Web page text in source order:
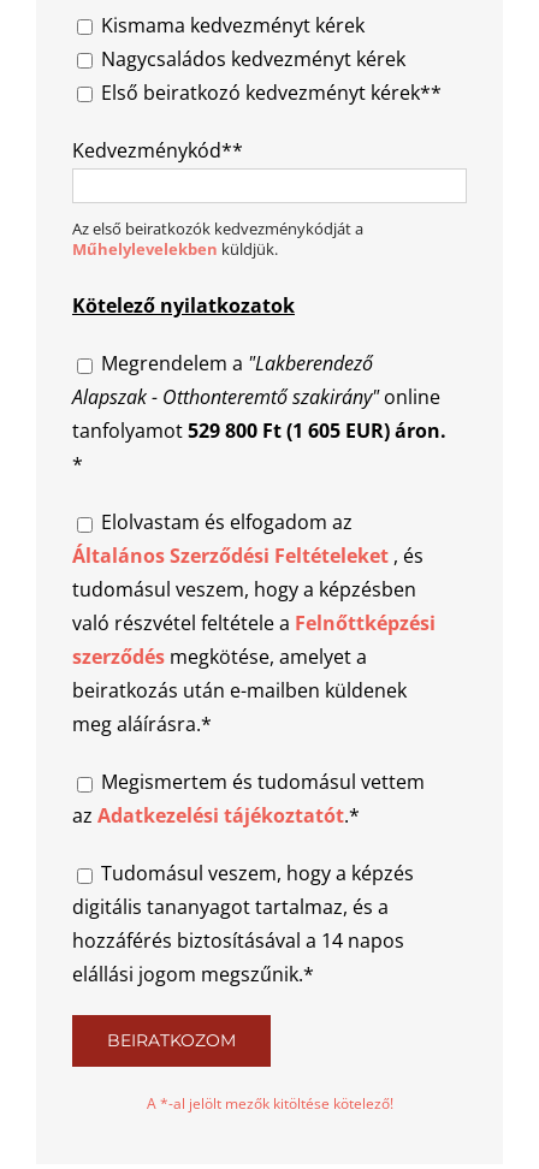
Kismama kedvezményt kérek
Nagycsaládos kedvezményt kérek
Első beiratkozó kedvezményt kérek**
Kedvezménykód**
Az első beiratkozók kedvezménykódját a
Műhelylevelekben küldjük.
Kötelező nyilatkozatok
Megrendelem a "Lakberendező
Alapszak - Otthonteremtő szakirány"online
tanfolyamot529 800 Ft (1 605 EUR) áron.
*
Elolvastam és elfogadom az
Általános Szerződési Feltételeket , és
tudomásul veszem, hogy a képzésben
való részvétel feltétele a Felnőttképzési
szerződésmegkötése, amelyet a
beiratkozás után e-mailben küldenek
meg aláírásra.*
Megismertem és tudomásul vettem
az Adatkezelési tájékoztatót.*
Tudomásul veszem, hogy a képzés
digitális tananyagot tartalmaz, és a
hozzáférés biztosításával a 14 napos
elállási jogom megszűnik.*
A *-al jelölt mezők kitöltése kötelező!